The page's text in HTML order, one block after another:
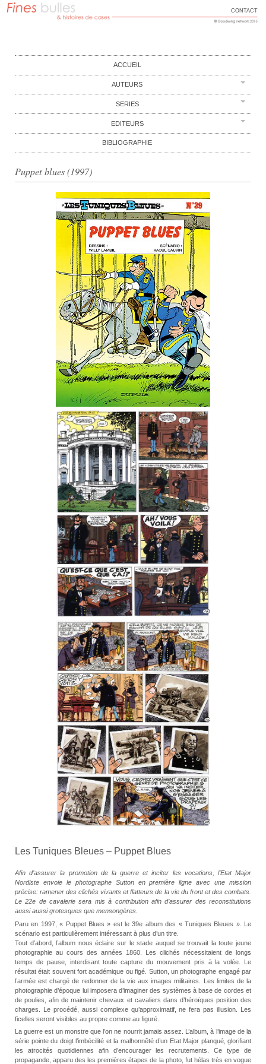
CONTACT
ACCUEIL
AUTEURS
SERIES
EDITEURS
BIBLIOGRAPHIE
Puppet blues (1997)
Les Tuniques Bleues – Puppet Blues
Afin d’assurer la promotion de la guerre et inciter les vocations, l’Etat Major
Nordiste envoie le photographe Sutton en première ligne avec une mission
précise: ramener des clichés vivants et flatteurs de la vie du front et des combats.
Le 22e de cavalerie sera mis à contribution afin d’assurer des reconstitutions
aussi aussi grotesques que mensongères.
Paru en 1997, « Puppet Blues » est le 39e album des « Tuniques Bleues ». Le
scénario est particulièrement intéressant à plus d’un titre.
Tout d’abord, l’album nous éclaire sur le stade auquel se trouvait la toute jeune
photographie au cours des années 1860. Les clichés nécessitaient de longs
temps de pause, interdisant toute capture du mouvement pris à la volée. Le
résultat était souvent fort académique ou figé. Sutton, un photographe engagé par
l’armée est chargé de redonner de la vie aux images militaires. Les limites de la
photographie d’époque lui imposera d’imaginer des systèmes à base de cordes et
de poulies, afin de maintenir chevaux et cavaliers dans d’héroïques position des
charges. Le procédé, aussi complexe qu’approximatif, ne fera pas illusion. Les
ficelles seront visibles au propre comme au figuré.
La guerre est un monstre que l’on ne nourrit jamais assez. L’album, à l’image de la
série pointe du doigt l’imbécilité et la malhonnêté d’un Etat Major planqué, glorifiant
les atrocités quotidiennes afin d’encourager les recrutements. Ce type de
propagande, apparu des les premières étapes de la photo, fut hélas très en vogue